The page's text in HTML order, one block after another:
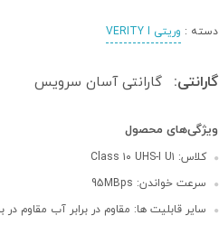
دسته : وریتی VERITY I
گارانتی: گارانتی آسان سرویس
ویژگی‌های محصول
کلاس: Class ۱۰ UHS-I U۱
سرعت خواندن: 95MBps
سایر قابلیت ها: مقاوم در برابر آب مقاوم در